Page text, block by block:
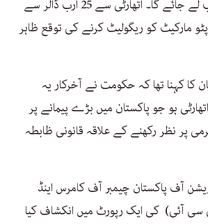
کھلاڑی بننے کی جانب لے جائے گا۔ اتھارٹی سے 25 ارب ڈالر سے
مارکیٹ کو ریگولیٹ کرنے کی توقع ظاہر
کا کہنا تھا کہ حکومت نے آخرکار یہ
ہو جو پاکستان میں بڑے پیمانے پر
پر نظر رکھنے کے علاقہ قانونی ظابطہ
میں فیڈریشن آف پاکستان چیمبر آف کامرس اینڈ
آئی) کی ایک رپورٹ میں انکشاف کیا